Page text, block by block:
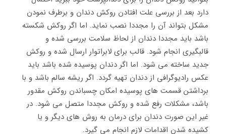
دارد بعد از بررسی علت افتادن روکش دندان و برطرف نمودن
مشکل بتواند آن را مجددا نصب نماید. اما اگر روکش شکسته
باشد باید مجددا دندان از لحاظ سلامت بررسی شده و
قالبگیری انجام شود. قالب برای لابراتوار ارسال شده و روکش
جدید ساخته می شود. اما اگر دندان پوسیده شده باشد باید
عکس رادیوگرافی از دندان تهیه گردد. اگر ریشه سالم باشد و با
برداشتن قسمت های پوسیده امکان چسباندن روکش مقدور
باشد، مشکلات رفع شده و روکش مجددا متصل می شود. در
غیر این صورت دندان برای درمان به روش های دیگر و یا
کشیده شدن اقدامات لازم انجام می گیرد.